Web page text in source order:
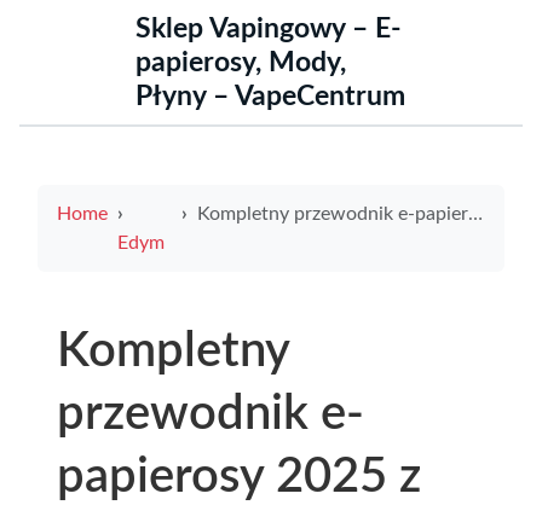
Sklep Vapingowy – E-
papierosy, Mody,
Płyny – VapeCentrum
Home
Edym
Kompletny przewodnik e-papierosy 2025 z testem mts vape wizard i praktycznymi poradami zakupowymi
Kompletny
przewodnik e-
papierosy 2025 z